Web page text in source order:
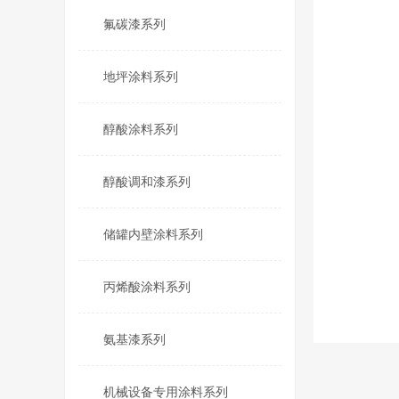
氟碳漆系列
地坪涂料系列
醇酸涂料系列
醇酸调和漆系列
储罐内壁涂料系列
丙烯酸涂料系列
氨基漆系列
机械设备专用涂料系列